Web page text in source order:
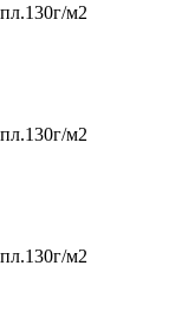
м2
м2
м2